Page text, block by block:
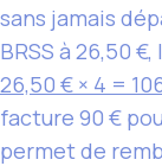
sans jamais
BRSS à 26,50
26,50 € × 4 =
facture 90 €
permet de